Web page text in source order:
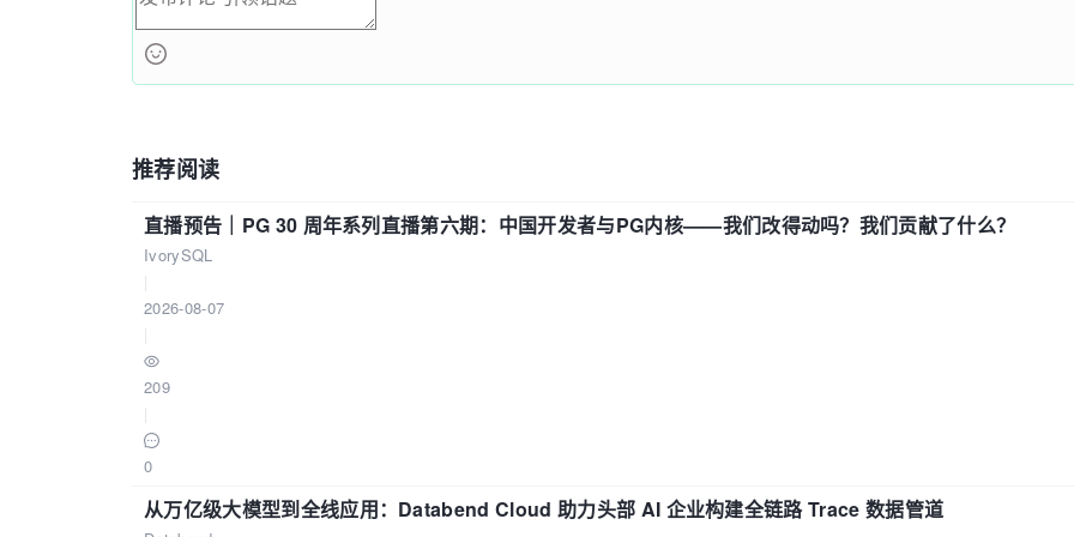
推荐阅读
直播预告｜PG 30 周年系列直播第六期：中国开发者与PG内核——我们改得动吗？我们贡献了什么？
IvorySQL
2026-08-07
209
0
从万亿级大模型到全线应用：Databend Cloud 助力头部 AI 企业构建全链路 Trace 数据管道